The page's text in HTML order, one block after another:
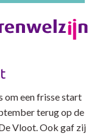
om een frisse start
terug op de
Vloot. Ook gaf zij